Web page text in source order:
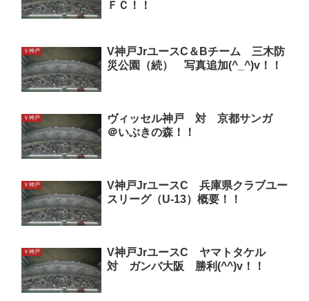
ＦＣ！！
Ｖ神戸
V神戸JrユースC＆Bチーム 三木防
災公園（続） 写真追加(^_^)v！！
Ｖ神戸
ヴィッセル神戸 対 京都サンガ
＠いぶきの森！！
Ｖ神戸
V神戸JrユースC 兵庫県クラブユー
スリーグ（U-13）概要！！
Ｖ神戸
V神戸JrユースC ヤマトタケル
対 ガンバ大阪 勝利(^^)v！！